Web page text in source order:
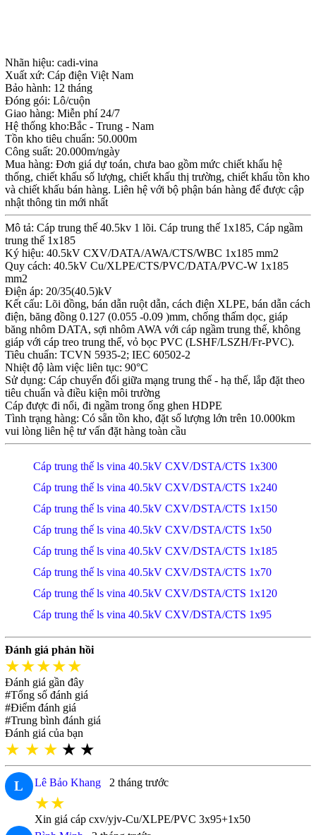
Nhãn hiệu: cadi-vina
Xuất xứ: Cáp điện Việt Nam
Bảo hành: 12 tháng
Đóng gói: Lô/cuộn
Giao hàng: Miễn phí 24/7
Hệ thống kho:Bắc - Trung - Nam
Tồn kho tiêu chuẩn: 50.000m
Công suất: 20.000m/ngày
Mua hàng: Đơn giá dự toán, chưa bao gồm mức chiết khấu hệ
thống, chiết khấu số lượng, chiết khấu thị trường, chiết khấu tồn kho
và chiết khấu bán hàng. Liên hệ với bộ phận bán hàng để được cập
nhật thông tin mới nhất
Mô tả: Cáp trung thế 40.5kv 1 lõi. Cáp trung thế 1x185, Cáp ngầm
trung thế 1x185
Ký hiệu: 40.5kV CXV/DATA/AWA/CTS/WBC 1x185 mm2
Quy cách: 40.5kV Cu/XLPE/CTS/PVC/DATA/PVC-W 1x185
mm2
Điện áp: 20/35(40.5)kV
Kết cấu: Lõi đồng, bán dẫn ruột dẫn, cách điện XLPE, bán dẫn cách
điện, băng đồng 0.127 (0.055 -0.09 )mm, chống thấm dọc, giáp
băng nhôm DATA, sợi nhôm AWA với cáp ngầm trung thế, không
giáp với cáp treo trung thế, vỏ bọc PVC (LSHF/LSZH/Fr-PVC).
Tiêu chuẩn: TCVN 5935-2; IEC 60502-2
Nhiệt độ làm việc liên tục: 90°C
Sử dụng: Cáp chuyển đổi giữa mạng trung thế - hạ thế, lắp đặt theo
tiêu chuẩn và điều kiện môi trường
Cáp được đi nổi, đi ngầm trong ống ghen HDPE
Tình trạng hàng: Có sẵn tồn kho, đặt số lượng lớn trên 10.000km
vui lòng liên hệ tư vấn đặt hàng toàn cầu
Cáp trung thế ls vina 40.5kV CXV/DSTA/CTS 1x300
Cáp trung thế ls vina 40.5kV CXV/DSTA/CTS 1x240
Cáp trung thế ls vina 40.5kV CXV/DSTA/CTS 1x150
Cáp trung thế ls vina 40.5kV CXV/DSTA/CTS 1x50
Cáp trung thế ls vina 40.5kV CXV/DSTA/CTS 1x185
Cáp trung thế ls vina 40.5kV CXV/DSTA/CTS 1x70
Cáp trung thế ls vina 40.5kV CXV/DSTA/CTS 1x120
Cáp trung thế ls vina 40.5kV CXV/DSTA/CTS 1x95
Đánh giá phản hồi
★★★★★
Đánh giá gần đây
#Tổng số đánh giá
#Điểm đánh giá
#Trung bình đánh giá
Đánh giá của bạn
★ ★ ★ ★ ★
L Lê Bảo Khang 2 tháng trước
★★
Xin giá cáp cxv/yjv-Cu/XLPE/PVC 3x95+1x50